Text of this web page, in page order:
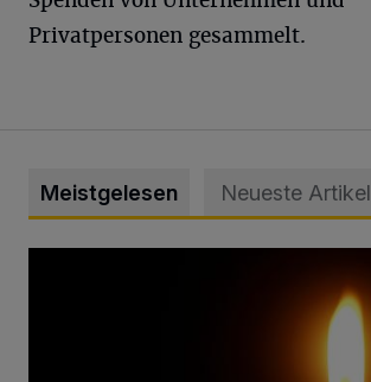
Privatpersonen gesammelt.
Meistgelesen Neueste Artikel